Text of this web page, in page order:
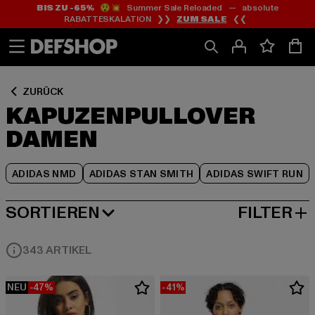
Zum
Inhalt
springen
Zum
Fußzeile
springen
BIS ZU -65%😲💥 Summer Sale Reloaded — absolute
RABATTESKALATION ❯❯ ZUM SALE ❮❮
ZURÜCK
KAPUZENPULLOVER
DAMEN
ADIDAS NMD ADIDAS STAN SMITH ADIDAS SWIFT RUN
Zum
Produktraster
springen
SORTIEREN
BELIEBTESTE FILTER
343 ARTIKEL
NEU -47% -41%